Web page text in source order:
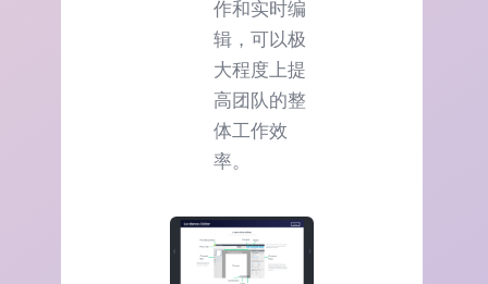
作和实时编
辑，可以极
大程度上提
高团队的整
体工作效
率。